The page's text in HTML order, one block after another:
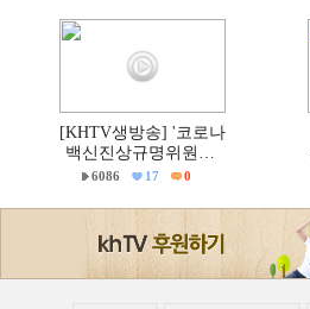
[KHTV생방송] '코로나
백신진상규명위원회'
출범촉구 국회 기자회
6086 17 0